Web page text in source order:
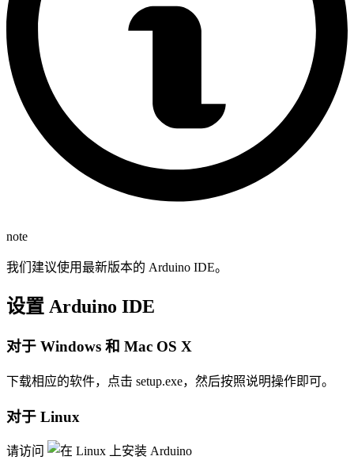
note
我们建议使用最新版本的 Arduino IDE。
设置 Arduino IDE
对于 Windows 和 Mac OS X
下载相应的软件，点击 setup.exe，然后按照说明操作即可。
对于 Linux
请访问